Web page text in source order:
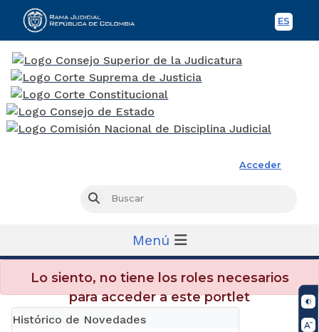
ES
Acceder
Buscar
Menú
Lo siento, no tiene los roles necesarios
para acceder a este portlet
Histórico de Novedades